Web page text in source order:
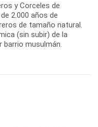
y Corceles de
2.000 años de
de tamaño natural.
(sin subir) de la
barrio musulmán.